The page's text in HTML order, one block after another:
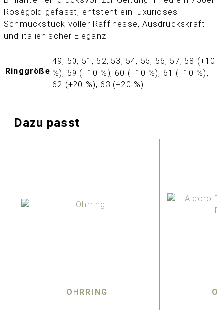
Roségold gefasst, entsteht ein luxuriöses
Schmuckstück voller Raffinesse, Ausdruckskraft
und italienischer Eleganz.
Ringgröße
49, 50, 51, 52, 53, 54, 55, 56, 57, 58 (+10
%), 59 (+10 %), 60 (+10 %), 61 (+10 %),
62 (+20 %), 63 (+20 %)
Dazu passt
OHRRING